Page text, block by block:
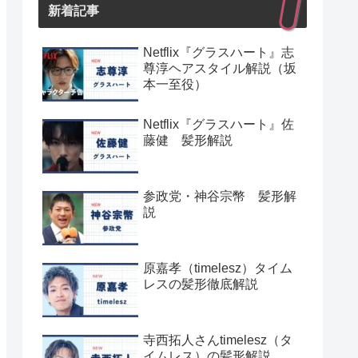
新着記事
Netflix『グラスハート』志
尊淳ヘアスタイル解説（坂
本一至役）
Netflix『グラスハート』佐
藤健 髪形解説
参政党・神谷宗幣 髪形解
説
原嘉孝（timelesz）タイム
レスの髪形徹底解説
寺西拓人さんtimelesz（タ